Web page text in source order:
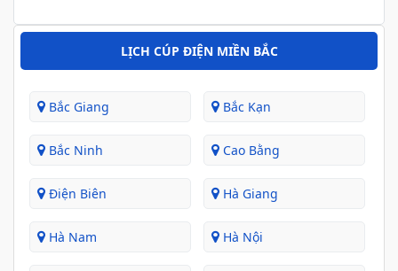
LỊCH CÚP ĐIỆN MIỀN BẮC
Bắc Giang Bắc Kạn
Bắc Ninh Cao Bằng
Điện Biên Hà Giang
Hà Nam Hà Nội